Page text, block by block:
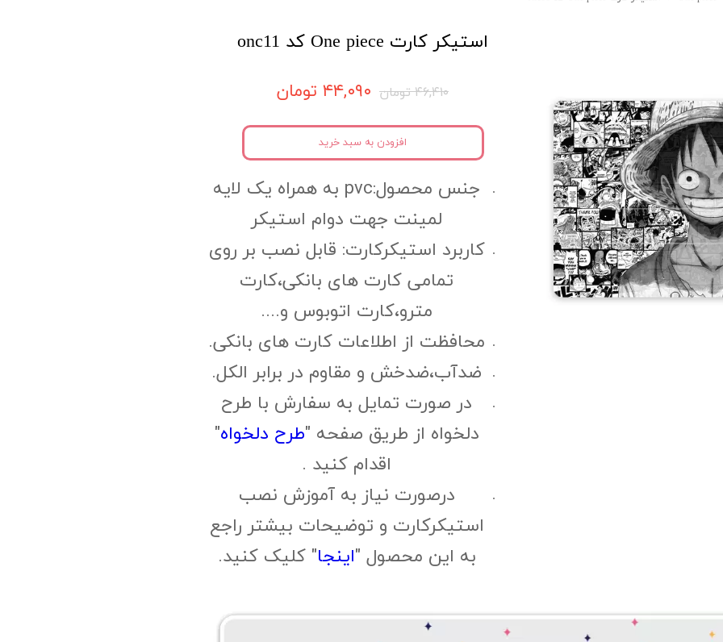
استیکر کارت One piece کد onc11
۴۶,۴۱۰ تومان ۴۴,۰۹۰ تومان
جنس محصول:pvc به همراه یک لایه
لمینت جهت دوام استیکر
کاربرد استیکرکارت: قابل نصب بر روی
تمامی کارت های بانکی،کارت
مترو،کارت اتوبوس و....
محافظت از اطلاعات کارت های بانکی.
ضدآب،ضدخش و مقاوم در برابر الکل.
در صورت تمایل به سفارش با طرح
دلخواه از طریق صفحه "طرح دلخواه"
اقدام کنید .
درصورت نیاز به آموزش نصب
استیکرکارت و توضیحات بیشتر راجع
به این محصول "اینجا" کلیک کنید.
افزودن به سبد خرید